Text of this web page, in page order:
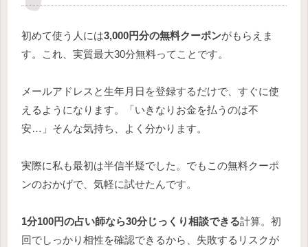
初めて使う人には3,000円分の無料クーポンがもらえま
す。これ、実質最大30分無料ってことです。
メールアドレスと生年月日を登録するだけで、すぐに使
えるようになります。「いきなりお金を払うのは不
安…」そんな気持ち、よく分かります。
実際に私も最初は半信半疑でした。でもこの無料クーポ
ンのおかげで、気軽に試せたんです。
1分100円の占い師なら30分じっくり相談できる計算。初
回でしっかり相性を確認できるから、失敗するリスクが